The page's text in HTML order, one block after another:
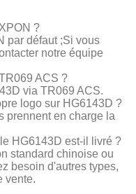
?
par défaut ;Si vous
notre équipe
ACS ?
via TR069 ACS.
logo sur HG6143D ?
prennent en charge la
HG6143D est-il livré ?
standard chinoise ou
besoin d'autres types,
vente.